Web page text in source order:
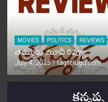
MOVIES POLITICS REVIEWS
తమ్ముడు మూవీ రివ్యూ…
July 4, 2025 tagtelugu.com